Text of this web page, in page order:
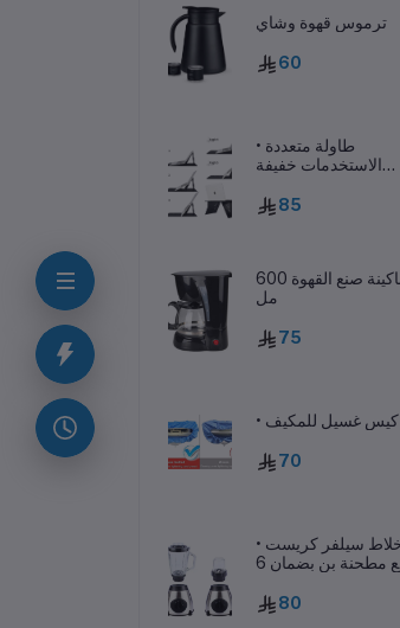
ترموس قهوة وشاي
60
• طاولة متعددة
الاستخدمات خفيفة
85
ماكينة صنع القهوة 600
مل
75
• كيس غسيل للمكيف
70
• خلاط سيلفر كريست
مع مطحنة بن بضمان 6
80